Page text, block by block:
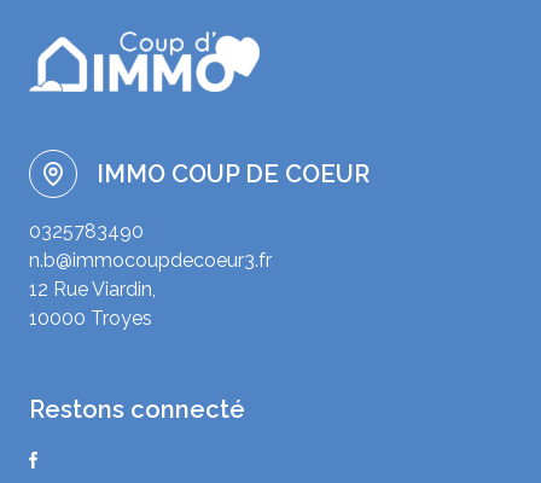
IMMO COUP DE COEUR
0325783490
n.b@immocoupdecoeur3.fr
12 Rue Viardin,
10000 Troyes
restons connecté